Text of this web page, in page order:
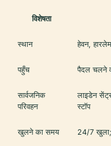
विशेषता
स्थान हेवन,
पहुँच पैदल चलने
सार्वजनिक
परिवहन
लाइडेन
स्टॉप
खुलने का समय 24/7